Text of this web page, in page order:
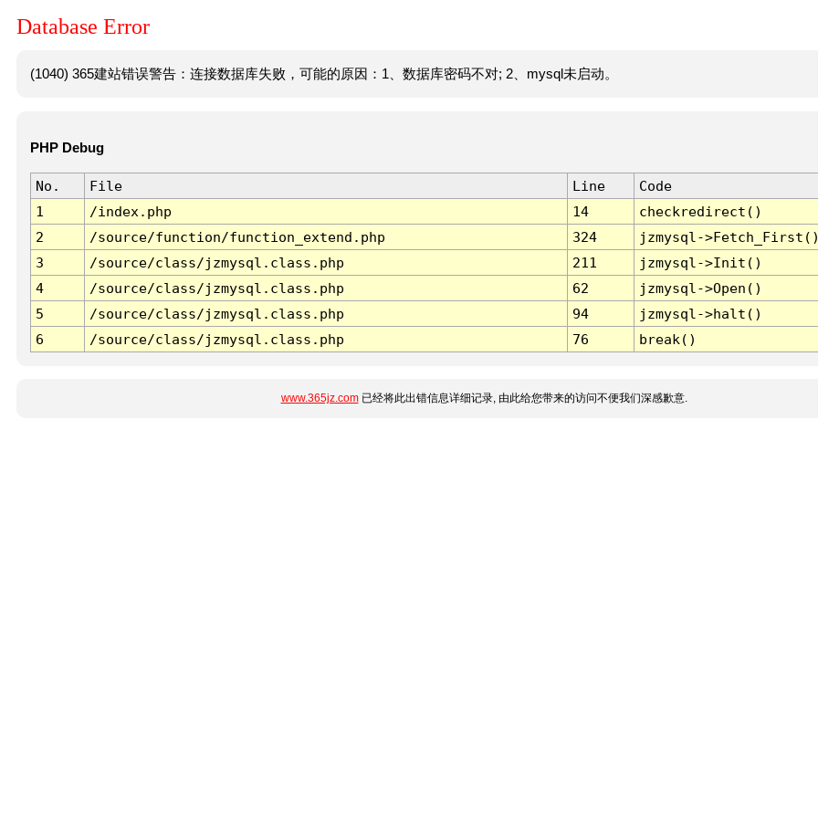
Database Error
(1040) 365建站错误警告：连接数据库失败，可能的原因：1、数据库密码不对; 2、mysql未启动。
PHP Debug
No. File Line
Code
1
/index.php 14
checkredirect()
2
/source/function/function_extend.php 324
jzmysql-
3
/source/class/jzmysql.class.php 211
jzmysql->Init()
4
/source/class/jzmysql.class.php 62
jzmysql->Open()
5
/source/class/jzmysql.class.php 94
jzmysql->halt()
6
/source/class/jzmysql.class.php 76 break()
www.365jz.com已经将此出错信息详细记录, 由此给您带来的访问不便我们深感歉意.